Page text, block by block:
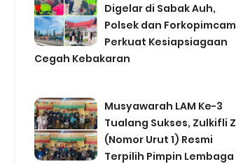
Digelar di Sabak Auh,
Polsek dan Forkopimcam
Perkuat Kesiapsiagaan
Cegah Kebakaran
Musyawarah LAM Ke-3
Tualang Sukses, Zulkifli Z
(Nomor Urut 1) Resmi
Terpilih Pimpin Lembaga